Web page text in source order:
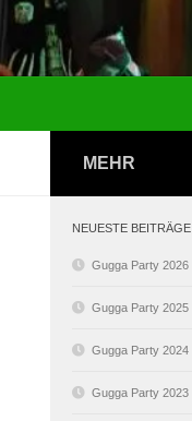
MEHR
NEUESTE BEITRÄGE
Gugga Party 2026
Gugga Party 2025
Gugga Party 2024
Gugga Party 2023